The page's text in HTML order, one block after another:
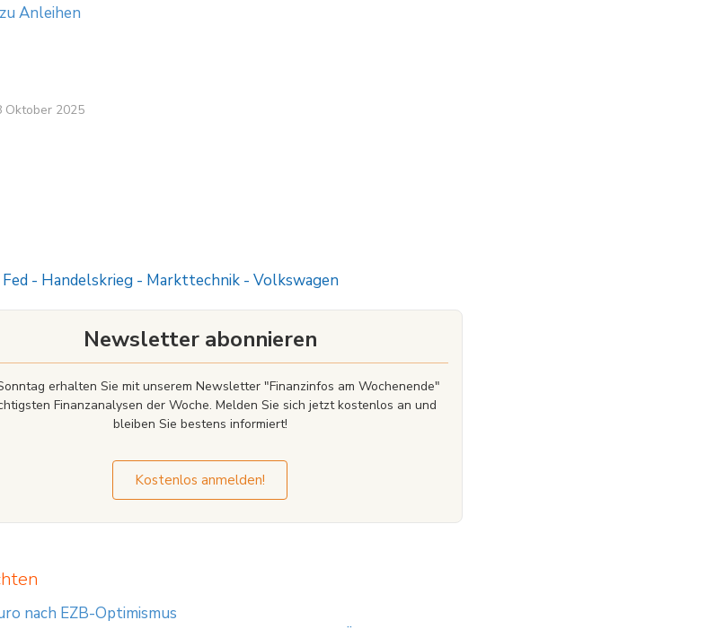
Anleihen
2025
Fed - Handelskrieg - Markttechnik -Volkswagen
Newsletter abonnieren
erhalten Sie mit unserem Newsletter "Finanzinfos am Wochenende"
Finanzanalysen der Woche. Melden Sie sich jetzt kostenlos an und
bleiben Sie bestens informiert!
Kostenlos anmelden!
nach EZB-Optimismus